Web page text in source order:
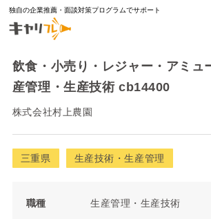
独自の企業推薦・面談対策プログラムでサポート
飲食・小売り・レジャー・アミュ
産管理・生産技術 cb14400
株式会社村上農園
三重県 生産技術・生産管理
職種 生産管理・生産技術